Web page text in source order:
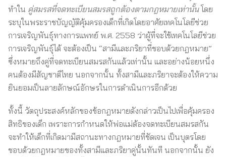
ทำใน คู่สมรสที่จดทะเบียนสมรสถูกต้องตามกฎหมายเท่านั้นโดย
ระบุในพระราชบัญญัติคุ้มครองเด็กที่เกิดโดยอาศัยเทคโนโลยีช่วย
การเจริญพันธุ์ทางการแพทย์ พ.ศ. 2558 ว่าผู้ที่จะใช้เทคโนโลยีช่วย
การเจริญพันธุ์ได้ จะต้องเป็น “สามีและภริยาที่ชอบด้วยกฎหมาย”
ซึ่งหมายถึงคู่ที่จดทะเบียนสมรสกันแล้วเท่านั้น และอย่างน้อยหนึ่ง
คนต้องมีสัญชาติไทย นอกจากนั้น ทั้งสามีและภริยาจะต้องให้ความ
ยินยอมเป็นลายลักษณ์อักษรในการดำเนินการอีกด้วย
ทั้งนี้ วัตถุประสงค์หลักของข้อกฎหมายดังกล่าวเป็นไปเพื่อคุ้มครอง
สิทธิของเด็ก เพราะการกำหนดให้พ่อแม่ต้องจดทะเบียนสมรสกัน
จะทำให้เด็กที่เกิดมามีสถานะทางกฎหมายที่ชัดเจน เป็นบุตรโดย
ชอบด้วยกฎหมายของทั้งสามีและภริยาคู่นั้นทันที นอกจากนั้น ยัง